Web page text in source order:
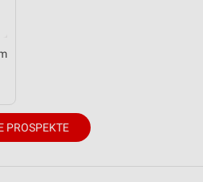
PROSPEKTE